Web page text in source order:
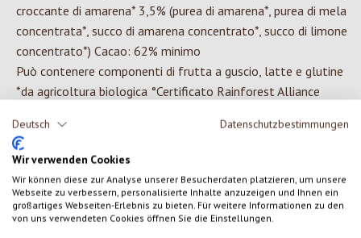
Deutsch Datenschutzbestimmungen
Wir verwenden Cookies
Wir können diese zur Analyse unserer Besucherdaten platzieren, um unsere
Webseite zu verbessern, personalisierte Inhalte anzuzeigen und Ihnen ein
großartiges Webseiten-Erlebnis zu bieten. Für weitere Informationen zu den
von uns verwendeten Cookies öffnen Sie die Einstellungen.
croccante di amarena* 3,5% (purea di amarena*, purea di mela
concentrata*, succo di amarena concentrato*, succo di limone
concentrato*) Cacao: 62% minimo
Può contenere componenti di frutta a guscio, latte e glutine
*da agricoltura biologica °Certificato Rainforest Alliance
Valutazione media di 0 su 5 stelle
Formula una valutazione!